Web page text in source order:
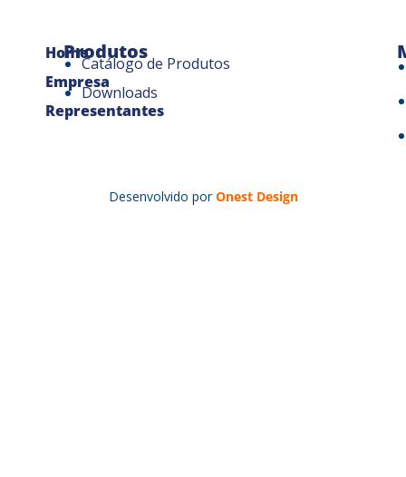
Home
Empresa
Representantes
Produtos
Catálogo de Produtos
Downloads
Desenvolvido por Onest Design